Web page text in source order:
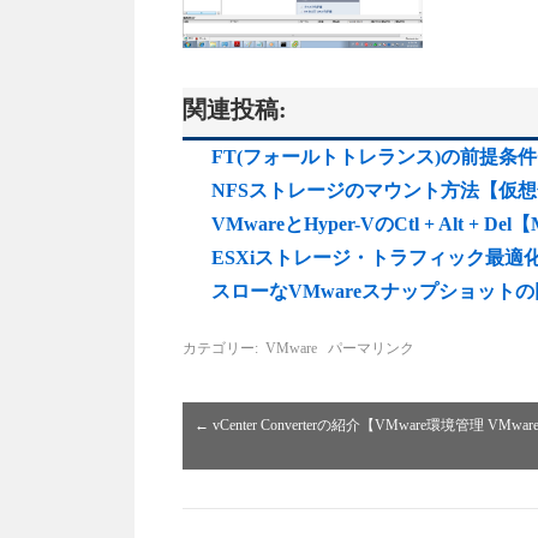
関連投稿:
FT(フォールトトレランス)の前提条
NFSストレージのマウント方法【仮
VMwareとHyper-VのCtl + Alt + Del【
ESXiストレージ・トラフィック最適
スローなVMwareスナップショット
カテゴリー: VMware パーマリンク
← vCenter Converterの紹介【VMware環境管理